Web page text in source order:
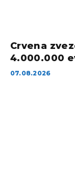
Crvena
4.000.000
07.08.2026